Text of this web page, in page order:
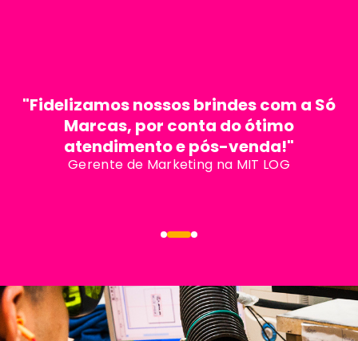
"Fidelizamos nossos brindes com a Só
Marcas, por conta do ótimo
atendimento e pós-venda!"
Gerente de Marketing na MIT LOG